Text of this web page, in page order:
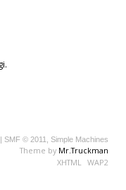
| SMF © 2011 Simple Machines
Theme by Mr.Truckman
XHTML WAP2